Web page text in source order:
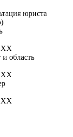
юриста
и область